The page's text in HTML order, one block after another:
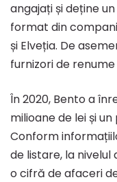
angajați și deține
format din
și Elveția. De
furnizori de renume
În 2020, Bento a
milioane de lei și
Conform
de listare, la nivelul
o cifră de afaceri